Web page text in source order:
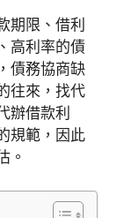
期限、借利
高利率的債
債務協商缺
往來， 找代
辦借款利
規範，因此
。